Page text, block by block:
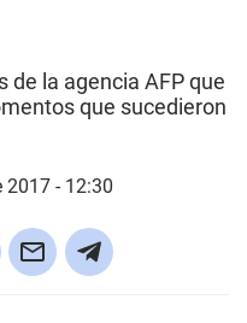
de la agencia AFP que
que sucedieron
2017 - 12:30